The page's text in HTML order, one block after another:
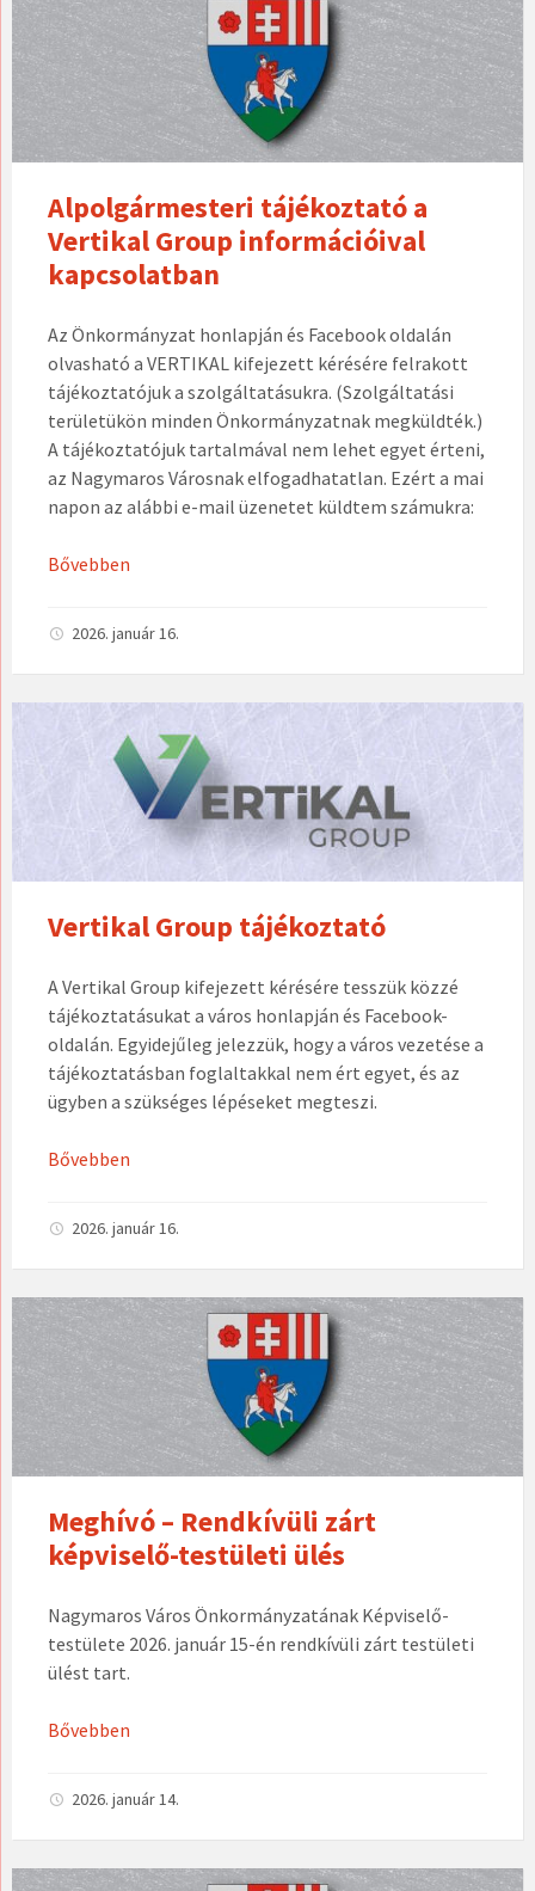
Alpolgármesteri tájékoztató a
Vertikal Group információival
kapcsolatban
Az Önkormányzat honlapján és Facebook oldalán
olvasható a VERTIKAL kifejezett kérésére felrakott
tájékoztatójuk a szolgáltatásukra. (Szolgáltatási
területükön minden Önkormányzatnak megküldték.)
A tájékoztatójuk tartalmával nem lehet egyet érteni,
az Nagymaros Városnak elfogadhatatlan. Ezért a mai
napon az alábbi e-mail üzenetet küldtem számukra:
Bővebben
2026. január 16.
Vertikal Group tájékoztató
A Vertikal Group kifejezett kérésére tesszük közzé
tájékoztatásukat a város honlapján és Facebook-
oldalán. Egyidejűleg jelezzük, hogy a város vezetése a
tájékoztatásban foglaltakkal nem ért egyet, és az
ügyben a szükséges lépéseket megteszi.
Bővebben
2026. január 16.
Meghívó – Rendkívüli zárt
képviselő-testületi ülés
Nagymaros Város Önkormányzatának Képviselő-
testülete 2026. január 15-én rendkívüli zárt testületi
ülést tart.
Bővebben
2026. január 14.